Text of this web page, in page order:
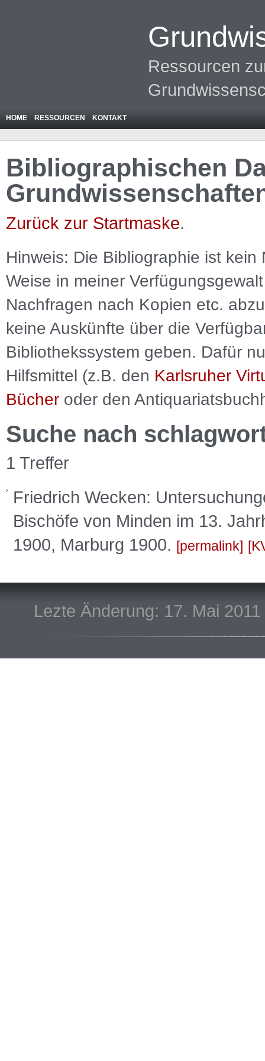
Ressourcen
HOME RESSOURCEN KONTAKT
Bibliographischen
Zurück zur Startmaske.
Hinweis: Die Bibliographie ist kein
Weise in meiner
Nachfragen nach Kopien etc.
keine Auskünfte über die
Bibliothekssystem geben. Dafür
Hilfsmittel (z.B. den Karlsruher
Bücher oder den
Suche nach
1 Treffer
Friedrich Wecken:
Bischöfe von Minden im 13.
1900, Marburg 1900.
permalink
Lezte Änderung: 17. Mai